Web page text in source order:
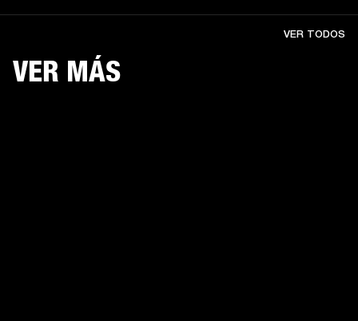
VER MÁS
VER TODOS